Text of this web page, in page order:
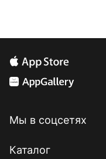
Мы в соцсетях
Каталог